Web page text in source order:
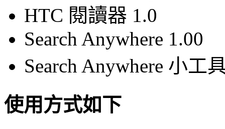
HTC 閱讀器 1.0
Search Anywhere 1.00
Search Anywhere 小工
使用方式如下